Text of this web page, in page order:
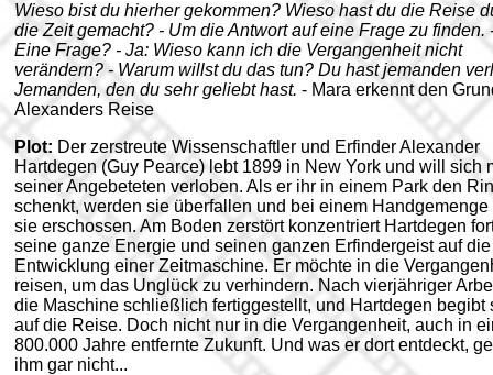
Wieso bist du hierher gekommen? Wieso hast du die Reise
die Zeit gemacht? - Um die Antwort auf eine Frage zu finden.
Eine Frage? - Ja: Wieso kann ich die Vergangenheit nicht
verändern? - Warum willst du das tun? Du hast jemanden
Jemanden, den du sehr geliebt hast. - Mara erkennt den
Alexanders Reise
Plot: Der zerstreute Wissenschaftler und Erfinder Alexander
Hartdegen (Guy Pearce) lebt 1899 in New York und will sich
seiner Angebeteten verloben. Als er ihr in einem Park den
schenkt, werden sie überfallen und bei einem Handgemenge
sie erschossen. Am Boden zerstört konzentriert Hartdegen
seine ganze Energie und seinen ganzen Erfindergeist auf die
Entwicklung einer Zeitmaschine. Er möchte in die
reisen, um das Unglück zu verhindern. Nach vierjähriger
die Maschine schließlich fertiggestellt, und Hartdegen begibt
auf die Reise. Doch nicht nur in die Vergangenheit, auch in
800.000 Jahre entfernte Zukunft. Und was er dort entdeckt,
ihm gar nicht...